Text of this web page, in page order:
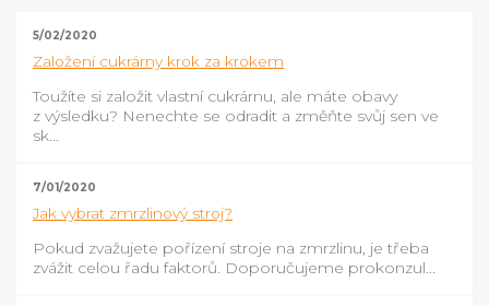
5/02/2020
Založení cukrárny krok za krokem
Toužíte si založit vlastní cukrárnu, ale máte obavy
z výsledku? Nenechte se odradit a změňte svůj sen ve
sk...
7/01/2020
Jak vybrat zmrzlinový stroj?
Pokud zvažujete pořízení stroje na zmrzlinu, je třeba
zvážit celou řadu faktorů. Doporučujeme prokonzul...